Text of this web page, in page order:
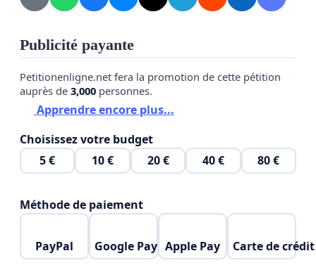
municipalité à reconsidérer sa décision.
Drac du Parti Communiste Français
section@pcf-fontaine.fr
https://www.facebook.com/pcf.fontaine
https://www.instagram.com/pcf_fontaine_rive_gauche/
Publicité payante
Petitionenligne.net fera la promotion de cette pétition
auprès de 3,000 personnes.
Apprendre encore plus...
Choisissez votre budget
5 €
10 € 20 € 40 € 80 €
Méthode de paiement
PayPal Google Pay Apple Pay Carte de crédit